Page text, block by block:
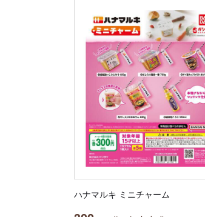
ハナマルキ ミニチャーム